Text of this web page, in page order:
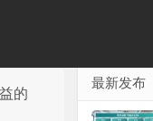
的
最新发布